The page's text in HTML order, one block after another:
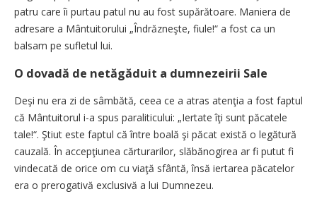
patru care îi purtau patul nu au fost supărătoare. Maniera de
adresare a Mântuitorului „Îndrăzneşte, fiule!“ a fost ca un
balsam pe sufletul lui.
O dovadă de netăgăduit a dumnezeirii Sale
Deşi nu era zi de sâmbătă, ceea ce a atras atenţia a fost faptul
că Mântuitorul i-a spus paraliticului: „Iertate îţi sunt păcatele
tale!“. Ştiut este faptul că între boală şi păcat există o legătură
cauzală. În accepţiunea cărturarilor, slăbănogirea ar fi putut fi
vindecată de orice om cu viaţă sfântă, însă iertarea păcatelor
era o prerogativă exclusivă a lui Dumnezeu.